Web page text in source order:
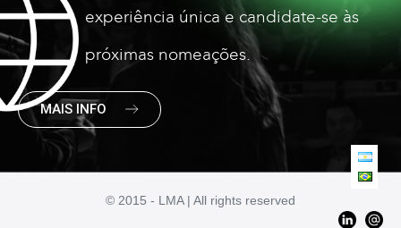
experiência única e candidate-se às
próximas nomeações.
MAIS INFO
© 2015 - LMA | All rights reserved